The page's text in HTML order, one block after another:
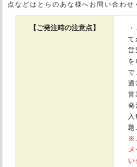
点などはとらのあな様へお問い合わせ
【ご発注時の注意点】
て
営
を
で
通
営
発
題
※
メ
い